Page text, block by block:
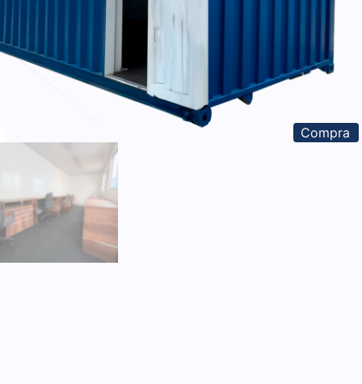
Compra